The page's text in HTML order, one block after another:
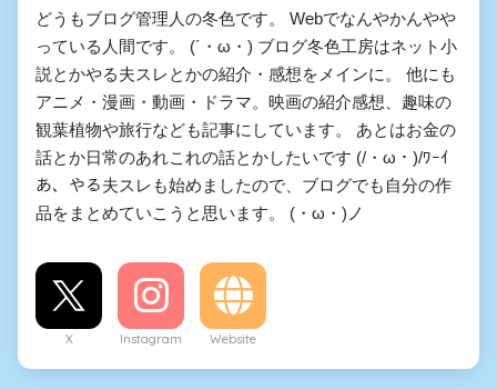
日常が瓦解しても、僕らは生
きるようです
彼らは星となるようです
やらない夫はTS姫武将になる
ようです
の挑戦
やる夫達は未来を取り返すよ
どうもブログ管理人の冬色です。 Webでなんやかんやや
っている人間です。 (´・ω・) ブログ冬色工房はネット小
説とかやる夫スレとかの紹介・感想をメインに。 他にも
アニメ・漫画・動画・ドラマ。映画の紹介感想、趣味の
観葉植物や旅行なども記事にしています。 あとはお金の
話とか日常のあれこれの話とかしたいです (/・ω・)/ﾜｰｲ
あ、やる夫スレも始めましたので、ブログでも自分の作
品をまとめていこうと思います。 (・ω・)ノ
X Instagram Website